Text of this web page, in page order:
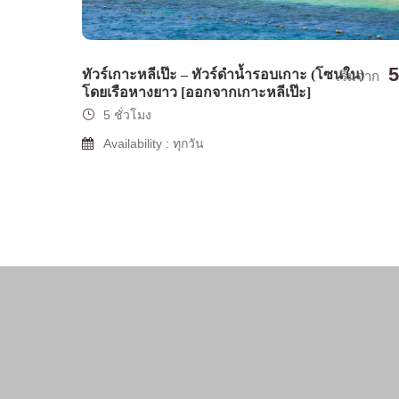
ทัวร์เกาะหลีเป๊ะ – ทัวร์ดำน้ำรอบเกาะ (โซนใน)
โดยเรือหางยาว [ออกจากเกาะหลีเป๊ะ]
เริ่มจาก
5 ชั่วโมง
Availability : ทุกวัน